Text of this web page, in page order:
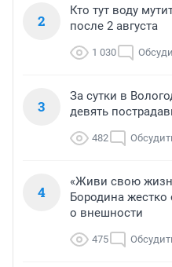
2
Кто тут воду
после 2 августа
1 030
3
За сутки в
девять
482
4
«Живи свою
Бородина жестко
о внешности
475